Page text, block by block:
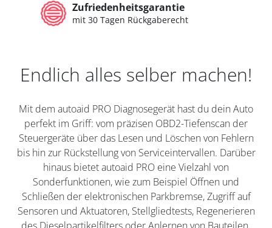
Zufriedenheitsgarantie
mit 30 Tagen Rückgaberecht
Endlich alles selber machen!
Mit dem autoaid PRO Diagnosegerät hast du dein Auto
perfekt im Griff: vom präzisen OBD2-Tiefenscan der
Steuergeräte über das Lesen und Löschen von Fehlern
bis hin zur Rückstellung von Serviceintervallen. Darüber
hinaus bietet autoaid PRO eine Vielzahl von
Sonderfunktionen, wie zum Beispiel Öffnen und
Schließen der elektronischen Parkbremse, Zugriff auf
Sensoren und Aktuatoren, Stellgliedtests, Regenerieren